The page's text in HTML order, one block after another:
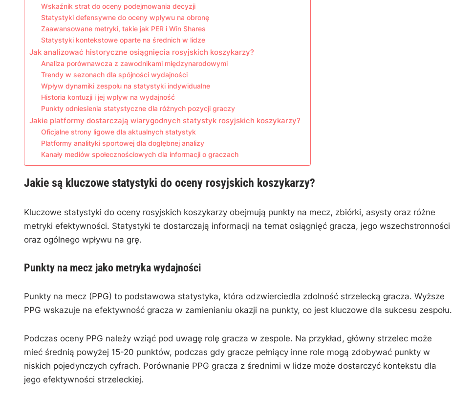
Wskaźnik strat do oceny podejmowania decyzji
Statystyki defensywne do oceny wpływu na obronę
Zaawansowane metryki, takie jak PER i Win Shares
Statystyki kontekstowe oparte na średnich w lidze
Jak analizować historyczne osiągnięcia rosyjskich koszykarzy?
Analiza porównawcza z zawodnikami międzynarodowymi
Trendy w sezonach dla spójności wydajności
Wpływ dynamiki zespołu na statystyki indywidualne
Historia kontuzji i jej wpływ na wydajność
Punkty odniesienia statystyczne dla różnych pozycji graczy
Jakie platformy dostarczają wiarygodnych statystyk rosyjskich koszykarzy?
Oficjalne strony ligowe dla aktualnych statystyk
Platformy analityki sportowej dla dogłębnej analizy
Kanały mediów społecznościowych dla informacji o graczach
Jakie są kluczowe statystyki do oceny rosyjskich koszykarzy?
Kluczowe statystyki do oceny rosyjskich koszykarzy obejmują punkty na mecz, zbiórki, asysty oraz różne
metryki efektywności. Statystyki te dostarczają informacji na temat osiągnięć gracza, jego wszechstronności
oraz ogólnego wpływu na grę.
Punkty na mecz jako metryka wydajności
Punkty na mecz (PPG) to podstawowa statystyka, która odzwierciedla zdolność strzelecką gracza. Wyższe
PPG wskazuje na efektywność gracza w zamienianiu okazji na punkty, co jest kluczowe dla sukcesu zespołu.
Podczas oceny PPG należy wziąć pod uwagę rolę gracza w zespole. Na przykład, główny strzelec może
mieć średnią powyżej 15-20 punktów, podczas gdy gracze pełniący inne role mogą zdobywać punkty w
niskich pojedynczych cyfrach. Porównanie PPG gracza z średnimi w lidze może dostarczyć kontekstu dla
jego efektywności strzeleckiej.